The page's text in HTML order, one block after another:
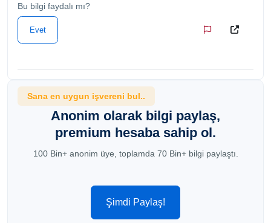
Bu bilgi faydalı mı?
Evet
Sana en uygun işvereni bul..
Anonim olarak bilgi paylaş,
premium hesaba sahip ol.
100 Bin+ anonim üye, toplamda 70 Bin+ bilgi paylaştı.
Şimdi Paylaş!